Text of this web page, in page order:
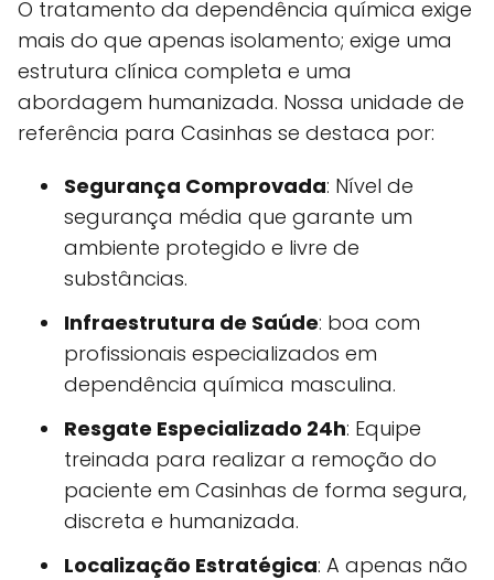
O tratamento da dependência química exige
mais do que apenas isolamento; exige uma
estrutura clínica completa e uma
abordagem humanizada. Nossa unidade de
referência para Casinhas se destaca por:
Segurança Comprovada: Nível de
segurança média que garante um
ambiente protegido e livre de
substâncias.
Infraestrutura de Saúde: boa com
profissionais especializados em
dependência química masculina.
Resgate Especializado 24h: Equipe
treinada para realizar a remoção do
paciente em Casinhas de forma segura,
discreta e humanizada.
Localização Estratégica: A apenas não